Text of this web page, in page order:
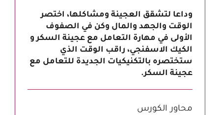
وداعا لتشقق العجينة ومشاكلها، اختصر
الوقت والجهد والمال وكن في الصفوف
الأولى في مهارة التعامل مع عجينة السكر و
الكيك الاسفنجي، راقب الوقت الذي
ستختصره بالتكنيكيات الجديدة للتعامل مع
عجينة السكر.
محاور الكورس